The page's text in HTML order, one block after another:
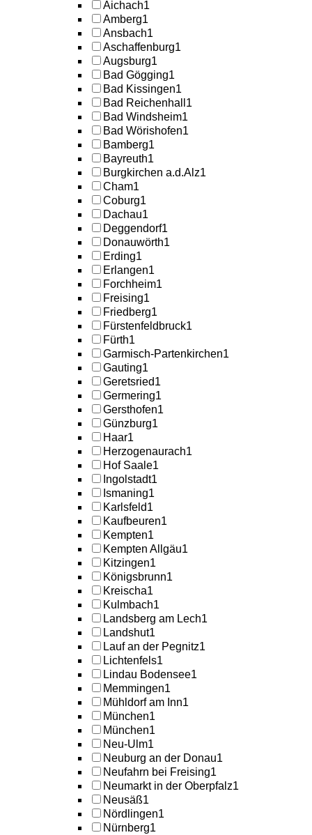
Aichach1
Amberg1
Ansbach1
Aschaffenburg1
Augsburg1
Bad Gögging1
Bad Kissingen1
Bad Reichenhall 1
Bad Windsheim1
Bad Wörishofen1
Bamberg1
Bayreuth1
Burgkirchen a.d.Alz1
Cham1
Coburg1
Dachau1
Deggendorf1
Donauwörth1
Erding1
Erlangen1
Forchheim1
Freising1
Friedberg1
Fürstenfeldbruck1
Fürth1
Garmisch-Partenkirchen1
Gauting1
Geretsried1
Germering1
Gersthofen1
Günzburg1
Haar1
Herzogenaurach1
Hof Saale1
Ingolstadt1
Ismaning1
Karlsfeld1
Kaufbeuren1
Kempten1
Kempten Allgäu1
Kitzingen1
Königsbrunn1
Kreischa1
Kulmbach1
Landsberg am Lech1
Landshut1
Lauf an der Pegnitz1
Lichtenfels1
Lindau Bodensee1
Memmingen1
Mühldorf am Inn1
München1
München1
Neu-Ulm1
Neuburg an der Donau1
Neufahrn bei Freising1
Neumarkt in der Oberpfalz1
Neusäß1
Nördlingen1
Nürnberg1